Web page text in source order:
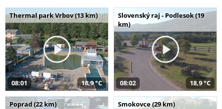
Thermal park Vrbov (13 km)
08:01 18,9 °C
Slovenský raj - Podlesok (19
km)
08:02 18,9 °C
Poprad (22 km) Smokovce (29 km)